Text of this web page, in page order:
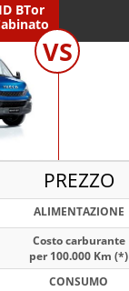
BTor
VS
PREZZO
ALIMENTAZIONE
Costo carburante
per 100.000 Km (*)
CONSUMO